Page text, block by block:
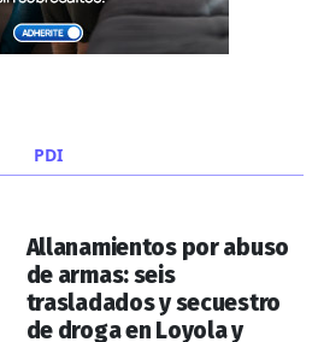
PDI
Allanamientos por abuso
de armas: seis
trasladados y secuestro
de droga en Loyola y